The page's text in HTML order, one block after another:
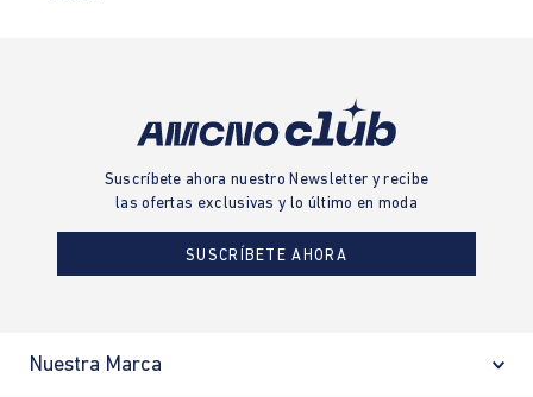
Suscríbete ahora nuestro Newsletter y recibe
las ofertas exclusivas y lo último en moda
SUSCRÍBETE AHORA
Nuestra Marca